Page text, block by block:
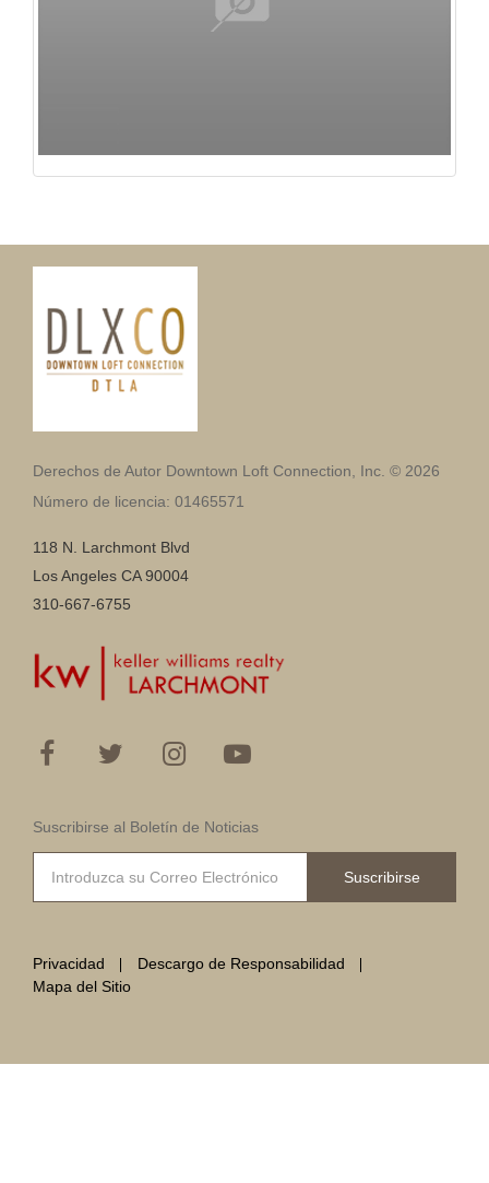
Derechos de Autor Downtown Loft Connection, Inc. © 2026
Número de licencia: 01465571
118 N. Larchmont Blvd
Los Angeles CA 90004
310-667-6755
Suscribirse al Boletín de Noticias
Suscribirse
Privacidad
Descargo de Responsabilidad
Mapa del Sitio